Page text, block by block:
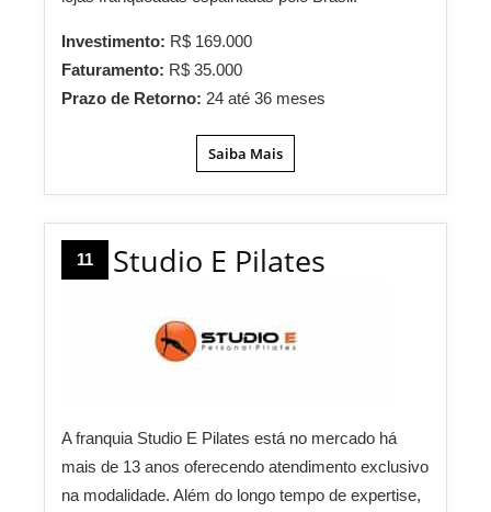
Investimento: R$ 169.000
Faturamento: R$ 35.000
Prazo de Retorno: 24 até 36 meses
Saiba Mais
11 Studio E Pilates
A franquia Studio E Pilates está no mercado há
mais de 13 anos oferecendo atendimento exclusivo
na modalidade. Além do longo tempo de expertise,